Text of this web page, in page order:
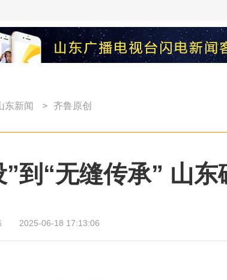
东新闻 > 齐鲁原创
”到“无缝传承” 山
2025-06-18 17:13:06